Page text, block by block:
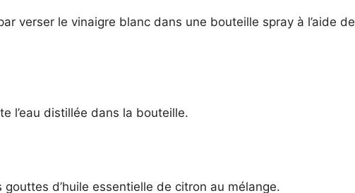
verser le vinaigre blanc dans une bouteille spray à l’aide de
l’eau distillée dans la bouteille.
gouttes d’huile essentielle de citron au mélange.